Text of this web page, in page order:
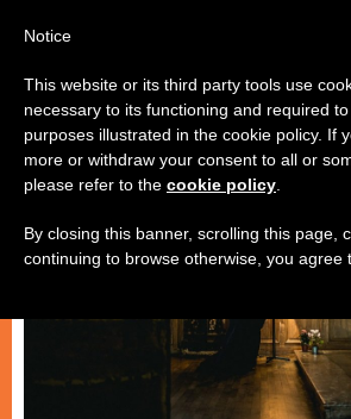
شهادات
Notice
This website or its third party tools use
necessary to its functioning and required
purposes illustrated in the cookie policy. If
more or withdraw your consent to all or
please refer to the cookie policy
By closing this banner, scrolling this page,
continuing to browse otherwise, you agree